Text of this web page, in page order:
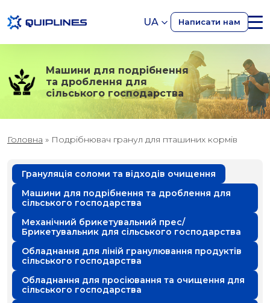
UA Написати нам
Машини для подрібнення
та дроблення для
сільського господарства
Головна » Подрібнювач гранул для пташиних кормів
Грануляція соломи та відходів очищення
Машини для подрібнення та дроблення для
сільського господарства
Механічний брикетувальний прес/
Брикетувальник для сільського господарства
Обладнання для ліній гранулювання продуктів
сільського господарства
Обладнання для просіювання та очищення для
сільського господарства